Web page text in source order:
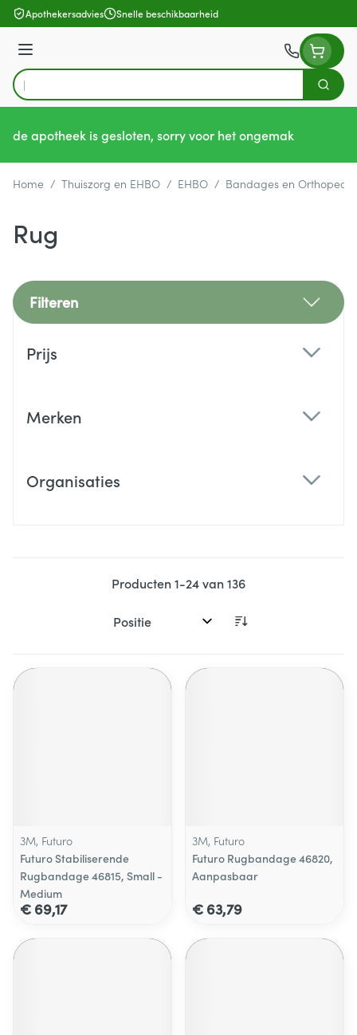
Ga naar de inhoud
Apothekersadvies Snelle beschikbaarheid
Menu
Product, merk, categorie...
Zoek
de apotheek is gesloten, sorry voor het ongemak
Home / Thuiszorg en EHBO / EHBO / Bandages en
Rug
Filteren
Prijs
Merken
Organisaties
Producten1-24van136
Sorteer op:
3M, Futuro
Futuro Stabiliserende
Rugbandage 46815, Small -
Medium
€ 69,17
3M, Futuro
Futuro Rugbandage 46820,
Aanpasbaar
€ 63,79